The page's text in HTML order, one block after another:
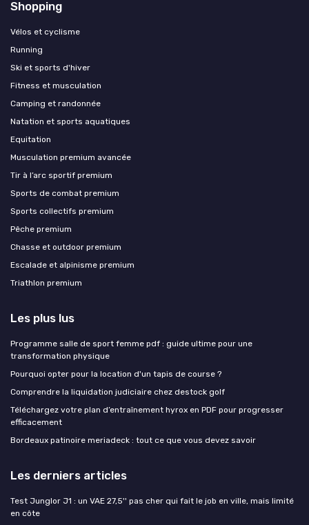
Shopping
Vélos et cyclisme
Running
Ski et sports d'hiver
Fitness et musculation
Camping et randonnée
Natation et sports aquatiques
Equitation
Musculation premium avancée
Tir à l’arc sportif premium
Sports de combat premium
Sports collectifs premium
Pêche premium
Chasse et outdoor premium
Escalade et alpinisme premium
Triathlon premium
Les plus lus
Programme salle de sport femme pdf : guide ultime pour une
transformation physique
Pourquoi opter pour la location d'un tapis de course ?
Comprendre la liquidation judiciaire chez destock golf
Téléchargez votre plan d’entraînement hyrox en PDF pour progresser
efficacement
Bordeaux patinoire meriadeck : tout ce que vous devez savoir
Les derniers articles
Test Junglor J1 : un VAE 27,5'' pas cher qui fait le job en ville, mais limité
en côte